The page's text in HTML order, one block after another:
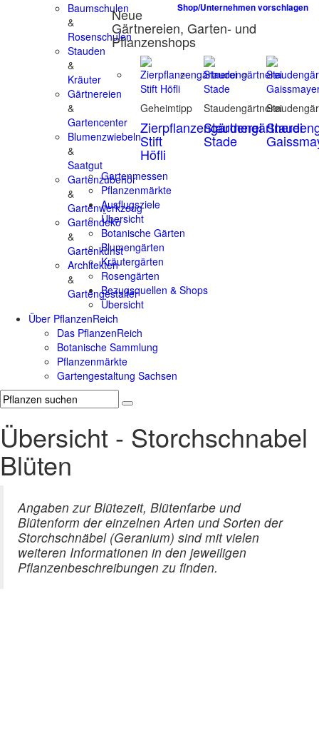
Baumschulen
&
Rosenschulen
Stauden
&
Kräuter
Gärtnereien
&
Gartencenter
Blumenzwiebeln
&
Saatgut
Gartenzubehör
&
Gartenwerkzeug
Gartendeko
&
Gartenkunst
Architekten
&
Gartengestalter
Shop/Unternehmen vorschlagen
Neue
Gärtnereien, Garten- und
Pflanzenshops
Geheimtipp
Zierpflanzengärtnerei
Stift
Höfli
Staudengärtnerei
Staudengärtnerei
Stade
Gartenmessen
Pflanzenmärkte
Ausflugsziele
Übersicht
Botanische Gärten
Blumengärten
Kräutergärten
Rosengärten
Bezugsquellen & Shops
Übersicht
Über PflanzenReich
Das PflanzenReich
Botanische Sammlung
Pflanzenmärkte
Gartengestaltung Sachsen
Übersicht - Storchschnabel
Blüten
Angaben zur Blütezeit, Blütenfarbe und
Blütenform der einzelnen Arten und Sorten der
Storchschnäbel (Geranium) sind mit vielen
weiteren Informationen in den jeweiligen
Pflanzenbeschreibungen zu finden.